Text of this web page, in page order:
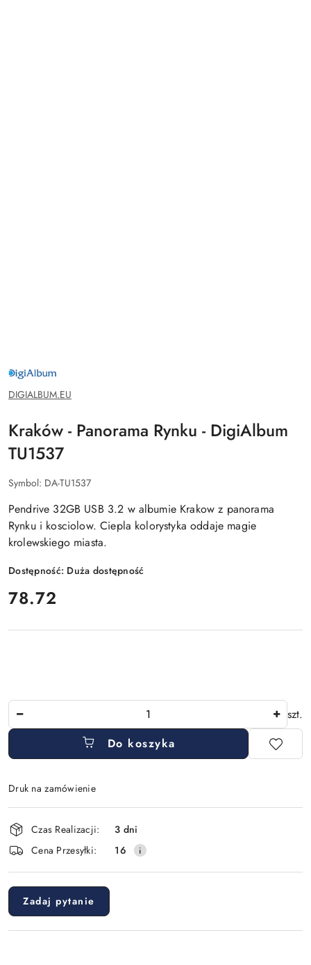
DIGIALBUM.EU
DIGIALBUM.EU
Kraków - Panorama Rynku - DigiAlbum
TU1537
Symbol: DA-TU1537
Pendrive 32GB USB 3.2 w albumie Krakow z panorama
Rynku i kosciolow. Ciepla kolorystyka oddaje magie
krolewskiego miasta.
Dostępność: Duża dostępność
cena:
78.72
szt.
Do koszyka
Druk na zamówienie
Dostępność
i
dostawa
Czas Realizacji:
3 dni
Cena Przesyłki:
16
Zadaj pytanie